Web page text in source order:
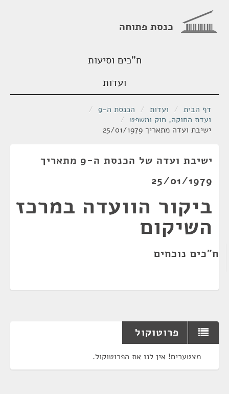
כנסת פתוחה
ח"כים וסיעות
ועדות
דף הבית / ועדות / הכנסת ה-9
/
ועדת החוקה, חוק ומשפט /
ישיבת ועדה מתאריך 25/01/1979
ישיבת ועדה של הכנסת ה-9 מתאריך
25/01/1979
ביקור הוועדה במרכז
השיקום
ח"כים נוכחים
פרוטוקול
מצטערים! אין לנו את הפרוטוקול.